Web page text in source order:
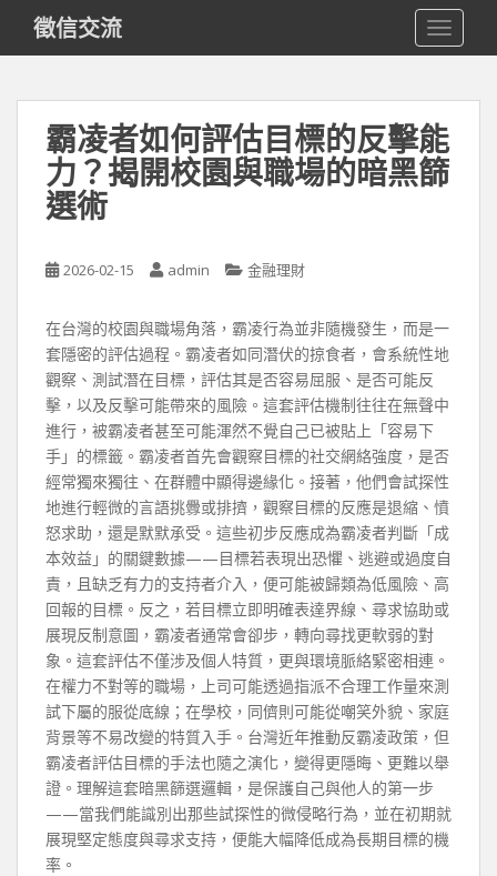
i
徵信交流
霸凌者如何評估目標的反擊能
力？揭開校園與職場的暗黑篩
選術
2026-02-15 admin 金融理財
在台灣的校園與職場角落，霸凌行為並非隨機發生，而是一
套隱密的評估過程。霸凌者如同潛伏的掠食者，會系統性地
觀察、測試潛在目標，評估其是否容易屈服、是否可能反
擊，以及反擊可能帶來的風險。這套評估機制往往在無聲中
進行，被霸凌者甚至可能渾然不覺自己已被貼上「容易下
手」的標籤。霸凌者首先會觀察目標的社交網絡強度，是否
經常獨來獨往、在群體中顯得邊緣化。接著，他們會試探性
地進行輕微的言語挑釁或排擠，觀察目標的反應是退縮、憤
怒求助，還是默默承受。這些初步反應成為霸凌者判斷「成
本效益」的關鍵數據——目標若表現出恐懼、逃避或過度自
責，且缺乏有力的支持者介入，便可能被歸類為低風險、高
回報的目標。反之，若目標立即明確表達界線、尋求協助或
展現反制意圖，霸凌者通常會卻步，轉向尋找更軟弱的對
象。這套評估不僅涉及個人特質，更與環境脈絡緊密相連。
在權力不對等的職場，上司可能透過指派不合理工作量來測
試下屬的服從底線；在學校，同儕則可能從嘲笑外貌、家庭
背景等不易改變的特質入手。台灣近年推動反霸凌政策，但
霸凌者評估目標的手法也隨之演化，變得更隱晦、更難以舉
證。理解這套暗黑篩選邏輯，是保護自己與他人的第一步
——當我們能識別出那些試探性的微侵略行為，並在初期就
展現堅定態度與尋求支持，便能大幅降低成為長期目標的機
率。